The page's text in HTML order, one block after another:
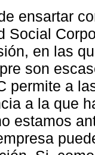
ensartar
Social
en las
son
permite a
a la que
estamos